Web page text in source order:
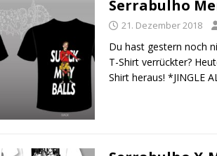
Serrabulho
21. Dezember 2018
Du hast gestern noch
T-Shirt verrückter?
Shirt heraus! *JINGLE